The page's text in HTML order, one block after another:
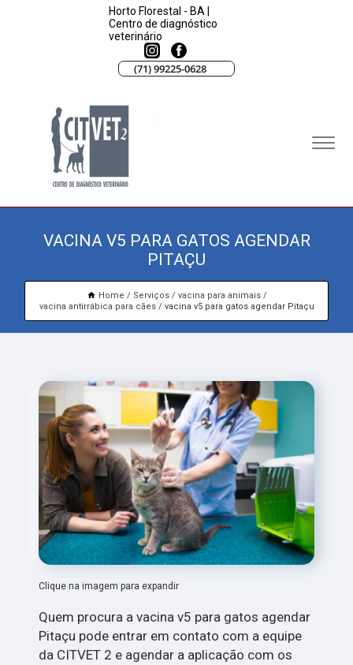
Horto Florestal - BA |
Centro de diagnóstico
veterinário
(71) 99225-0628
VACINA V5 PARA GATOS AGENDAR
PITAÇU
Home Serviços
vacina para animais
vacina antirrábica para cães
vacina v5 para gatos agendar Pitaçu
Clique na imagem para expandir
Quem procura a vacina v5 para gatos agendar
Pitaçu pode entrar em contato com a equipe
da CITVET 2 e agendar a aplicação com os